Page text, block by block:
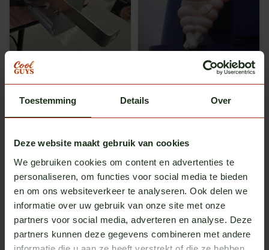
Toestemming Details Over
Deze website maakt gebruik van cookies
We gebruiken cookies om content en advertenties te
personaliseren, om functies voor social media te bieden
en om ons websiteverkeer te analyseren. Ook delen we
informatie over uw gebruik van onze site met onze
partners voor social media, adverteren en analyse. Deze
partners kunnen deze gegevens combineren met andere
Turbo Truckparts
Michelin-Stütze Classic-
Auf Lager
€ 50,00exkl. MwSt.
Turbo Truckparts
Michelinmännchen-
€ 29,00exkl. MwSt.